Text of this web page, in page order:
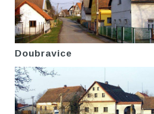
Doubravice